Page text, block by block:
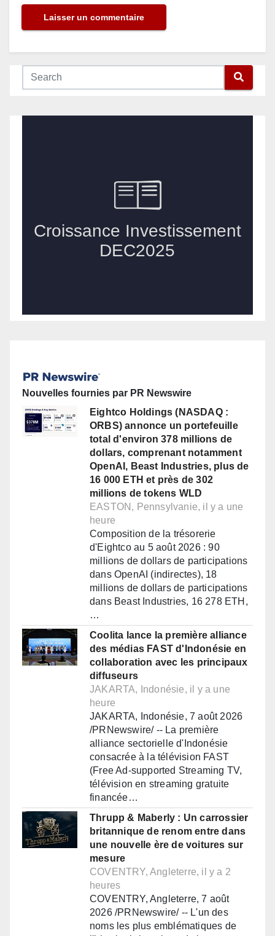
Nouvelles fournies par PR Newswire
Eightco Holdings (NASDAQ :
ORBS) annonce un portefeuille
total d'environ 378 millions de
dollars, comprenant notamment
OpenAI, Beast Industries, plus de
16 000 ETH et près de 302
millions de tokens WLD
EASTON, Pennsylvanie, il y a une
heure
Composition de la trésorerie
d'Eightco au 5 août 2026 : 90
millions de dollars de participations
dans OpenAI (indirectes), 18
millions de dollars de participations
dans Beast Industries, 16 278 ETH,
…
Coolita lance la première alliance
des médias FAST d'Indonésie en
collaboration avec les principaux
diffuseurs
JAKARTA, Indonésie, il y a une
heure
JAKARTA, Indonésie, 7 août 2026
/PRNewswire/ -- La première
alliance sectorielle d'Indonésie
consacrée à la télévision FAST
(Free Ad-supported Streaming TV,
télévision en streaming gratuite
financée…
Thrupp & Maberly : Un carrossier
britannique de renom entre dans
une nouvelle ère de voitures sur
mesure
COVENTRY, Angleterre, il y a 2
heures
COVENTRY, Angleterre, 7 août
2026 /PRNewswire/ -- L'un des
noms les plus emblématiques de